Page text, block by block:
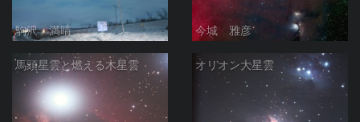
駒沢 満晴 今城 雅彦
馬頭星雲と燃える木星雲 オリオン大星雲